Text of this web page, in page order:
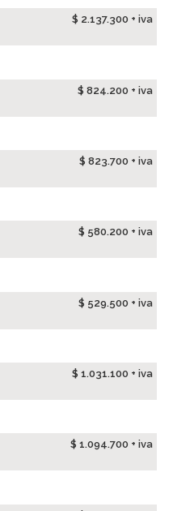
$ 2.137.300 + iva
$ 824.200 + iva
$ 823.700 + iva
$ 580.200 + iva
$ 529.500 + iva
$ 1.031.100 + iva
$ 1.094.700 + iva